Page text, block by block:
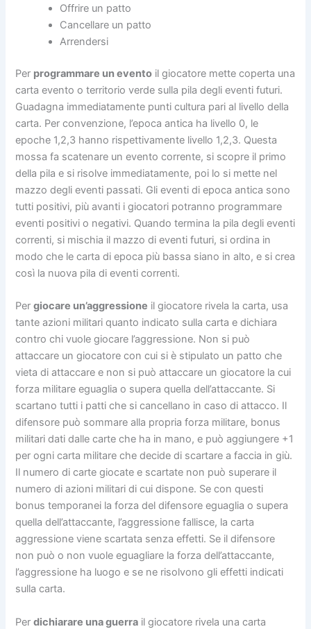
Offrire un patto
Cancellare un patto
Arrendersi
Per programmare un evento il giocatore mette coperta una
carta evento o territorio verde sulla pila degli eventi futuri.
Guadagna immediatamente punti cultura pari al livello della
carta. Per convenzione, l’epoca antica ha livello 0, le
epoche 1,2,3 hanno rispettivamente livello 1,2,3. Questa
mossa fa scatenare un evento corrente, si scopre il primo
della pila e si risolve immediatamente, poi lo si mette nel
mazzo degli eventi passati. Gli eventi di epoca antica sono
tutti positivi, più avanti i giocatori potranno programmare
eventi positivi o negativi. Quando termina la pila degli eventi
correnti, si mischia il mazzo di eventi futuri, si ordina in
modo che le carta di epoca più bassa siano in alto, e si crea
così la nuova pila di eventi correnti.
Pergiocare un’aggressione il giocatore rivela la carta, usa
tante azioni militari quanto indicato sulla carta e dichiara
contro chi vuole giocare l’aggressione. Non si può
attaccare un giocatore con cui si è stipulato un patto che
vieta di attaccare e non si può attaccare un giocatore la cui
forza militare eguaglia o supera quella dell’attaccante. Si
scartano tutti i patti che si cancellano in caso di attacco. Il
difensore può sommare alla propria forza militare, bonus
militari dati dalle carte che ha in mano, e può aggiungere +1
per ogni carta militare che decide di scartare a faccia in giù.
Il numero di carte giocate e scartate non può superare il
numero di azioni militari di cui dispone. Se con questi
bonus temporanei la forza del difensore eguaglia o supera
quella dell’attaccante, l’aggressione fallisce, la carta
aggressione viene scartata senza effetti. Se il difensore
non può o non vuole eguagliare la forza dell’attaccante,
l’aggressione ha luogo e se ne risolvono gli effetti indicati
sulla carta.
Perdichiarare una guerra il giocatore rivela una carta